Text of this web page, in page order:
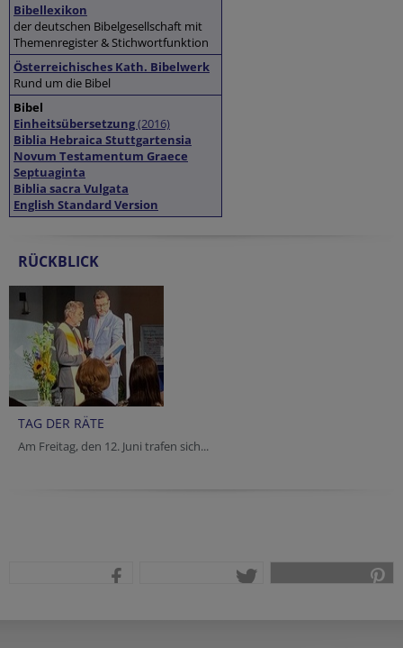
Bibellexikon
der deutschen Bibelgesellschaft mit
Themenregister & Stichwortfunktion
Österreichisches Kath. Bibelwerk
Rund um die Bibel
Bibel
Einheitsübersetzung(2016)
Biblia Hebraica Stuttgartensia
Novum Testamentum Graece
Septuaginta
Biblia sacra Vulgata
English Standard Version
RÜCKBLICK
TAG DER RÄTE
Am Freitag, den 12. Juni trafen sich...